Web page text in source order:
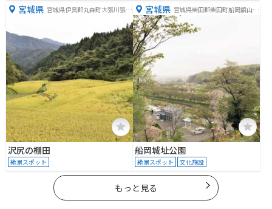
宮城県 宮城県伊具郡丸森町大張川張宗
沢尻の棚田
絶景スポット
宮城県 宮城県柴田郡柴田町船岡舘山９
５−１
船岡城址公園
絶景スポット 文化施設
もっと見る